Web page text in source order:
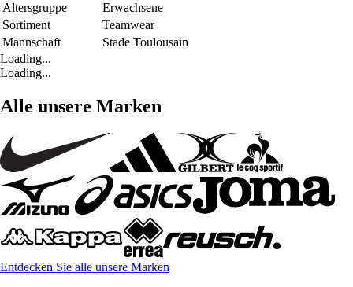
Altersgruppe
Erwachsene
Sortiment
Teamwear
Mannschaft
Stade Toulousain
Loading...
Loading...
Alle unsere Marken
Entdecken Sie alle unsere Marken